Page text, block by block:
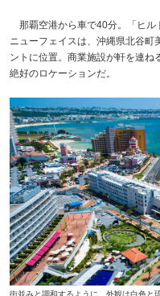
那覇空港から車で40分。「ヒル
ニューフェイスは、沖縄県北谷町
ントに位置。商業施設が軒を連ね
絶好のロケーションだ。
街並みと調和するように、外観は白色と